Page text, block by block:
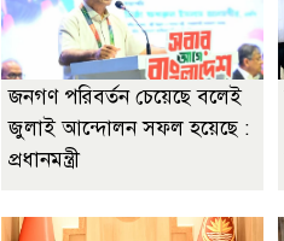
জনগণ পরিবর্তন চেয়েছে বলেই
জুলাই আন্দোলন সফল হয়েছে :
প্রধানমন্ত্রী